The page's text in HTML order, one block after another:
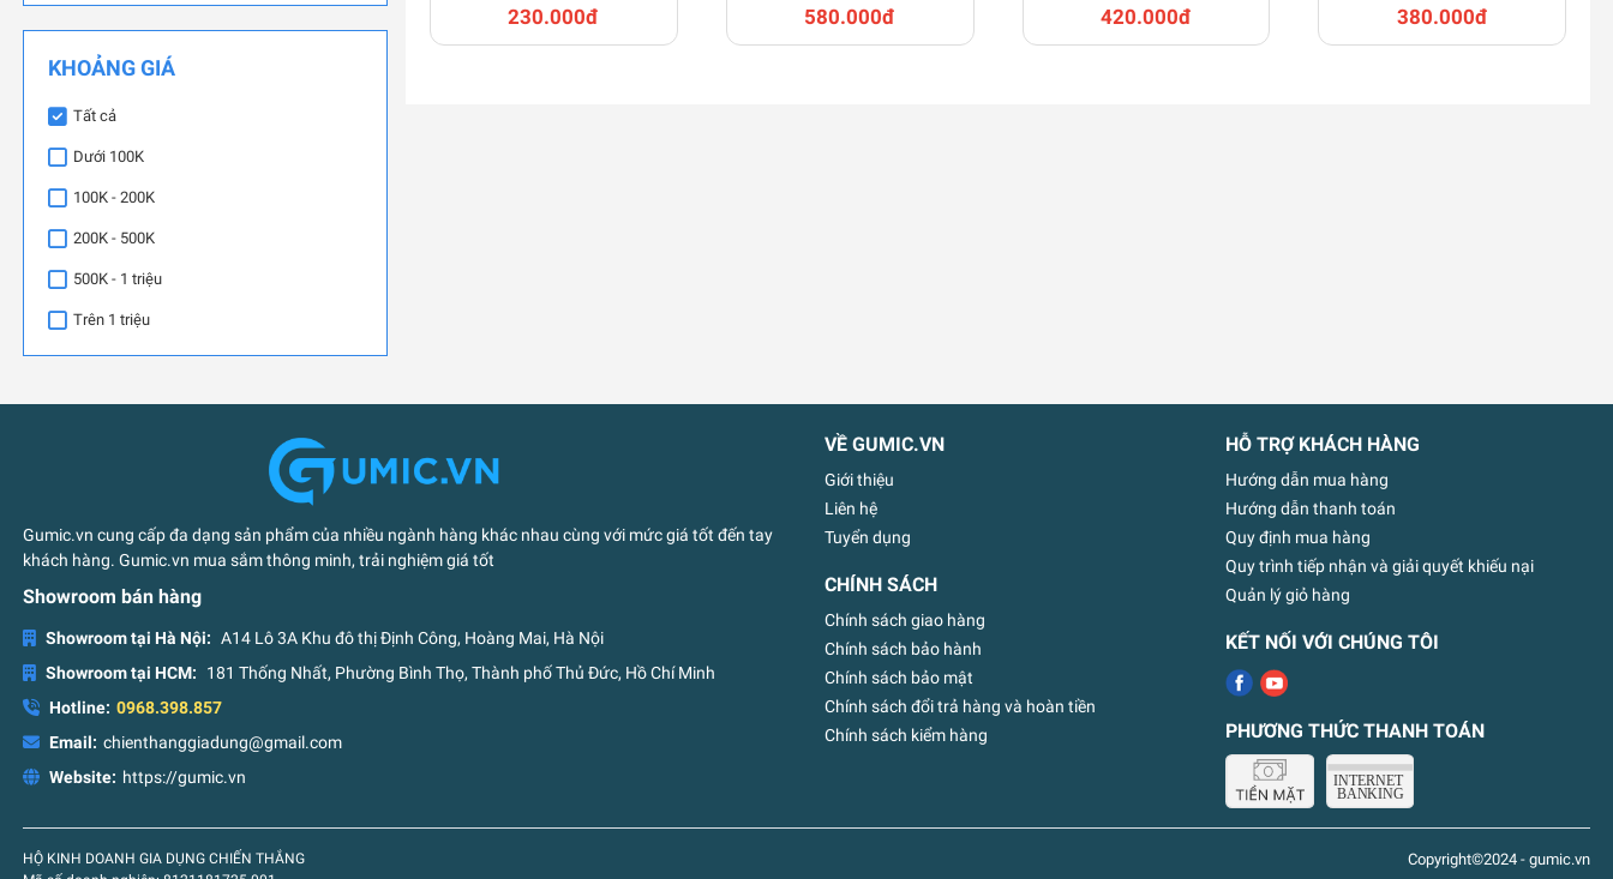
KHOẢNG GIÁ
Tất cả
Dưới 100K
100K - 200K
200K - 500K
500K - 1 triệu
Trên 1 triệu
230.000đ 580.000đ 420.000đ 380.000đ
Gumic.vn cung cấp đa dạng sản phẩm của nhiều ngành hàng khác nhau cùng với mức giá tốt đến tay
khách hàng. Gumic.vn mua sắm thông minh, trải nghiệm giá tốt
Showroom bán hàng
Showroom tại Hà Nội: A14 Lô 3A Khu đô thị Định Công, Hoàng Mai, Hà Nội
Showroom tại HCM:
181 Thống Nhất, Phường Bình Thọ, Thành phố Thủ Đức, Hồ Chí Minh
Hotline: 0968.398.857
Email: chienthanggiadung@gmail.com
Website: https://gumic.vn
VỀ GUMIC.VN
Giới thiệu
Liên hệ
Tuyển dụng
CHÍNH SÁCH
Chính sách giao hàng
Chính sách bảo hành
Chính sách bảo mật
Chính sách đổi trả hàng và hoàn tiền
Chính sách kiểm hàng
HỖ TRỢ KHÁCH HÀNG
Hướng dẫn mua hàng
Hướng dẫn thanh toán
Quy định mua hàng
Quy trình tiếp nhận và giải quyết khiếu nại
Quản lý giỏ hàng
KẾT NỐI VỚI CHÚNG TÔI
PHƯƠNG THỨC THANH TOÁN
HỘ KINH DOANH GIA DỤNG CHIẾN THẮNG
Copyright©2024 - gumic.vn